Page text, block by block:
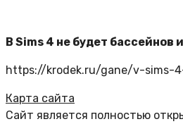
В Sims 4 не будет бассейнов
https://krodek.ru/gane/v-sims-
Карта сайта
Сайт является полностью